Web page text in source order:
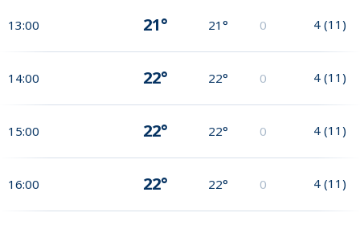
13:00 21° 21° 0 4 (11)
14:00 22° 22° 0 4 (11)
15:00 22° 22° 0 4 (11)
16:00 22° 22° 0 4 (11)